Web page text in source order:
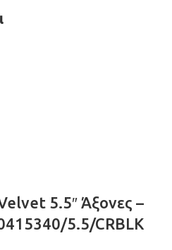
5.5″ Άξονες –
5.5/CRBLK